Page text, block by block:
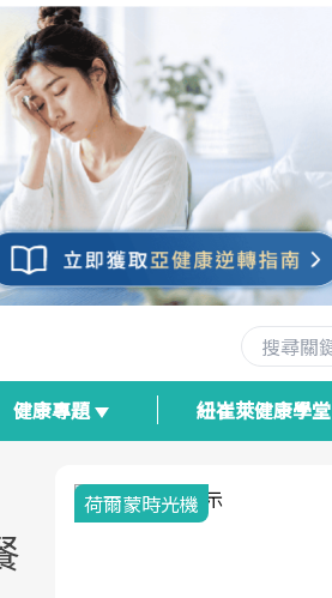
健康專題 紐崔萊健康學堂
荷爾蒙時光機